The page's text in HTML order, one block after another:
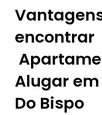
encontrar
Alugar
Do Bispo